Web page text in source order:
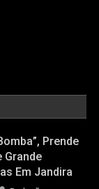
Prende
Grande
Em Jandira